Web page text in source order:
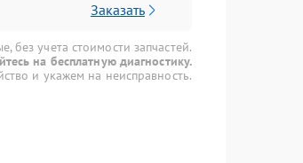
Заказать
без учета стоимости запчастей.
на бесплатную диагностику.
и укажем на неисправность.